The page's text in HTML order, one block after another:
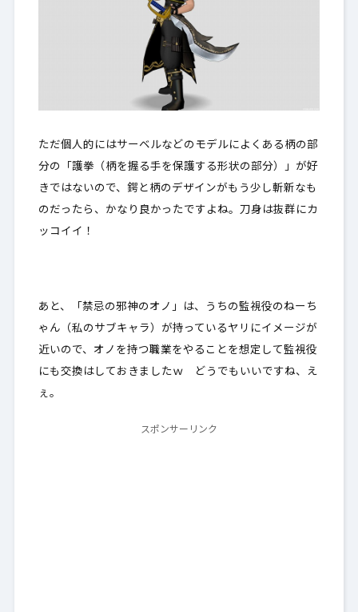
ただ個人的にはサーベルなどのモデルによくある柄の部
分の「護拳（柄を握る手を保護する形状の部分）」が好
きではないので、鍔と柄のデザインがもう少し斬新なも
のだったら、かなり良かったですよね。刀身は抜群にカ
ッコイイ！
あと、「禁忌の邪神のオノ」は、うちの監視役のねーち
ゃん（私のサブキャラ）が持っているヤリにイメージが
近いので、オノを持つ職業をやることを想定して監視役
にも交換はしておきましたｗ どうでもいいですね、え
ぇ。
スポンサーリンク